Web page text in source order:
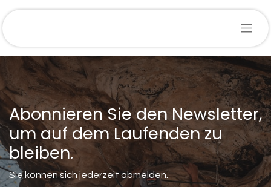
Abonnieren Sie den Newsletter,
um auf dem Laufenden zu
bleiben.
Sie können sich jederzeit abmelden.